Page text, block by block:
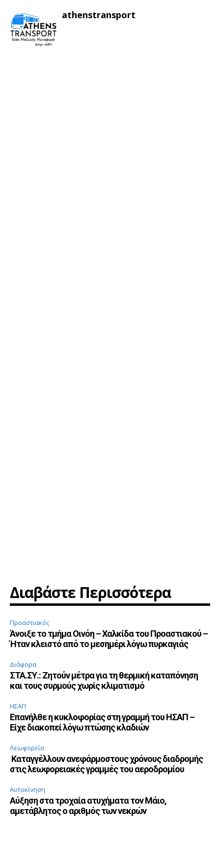
athenstransport
Διαβάστε Περισσότερα
Προαστιακός
Άνοιξε το τμήμα Οινόη – Χαλκίδα του Προαστιακού –
Ήταν κλειστό από το μεσημέρι λόγω πυρκαγιάς
Διάφορα
ΣΤΑ.ΣΥ.: Ζητούν μέτρα για τη θερμική καταπόνηση
και τους συρμούς χωρίς κλιματισμό
ΗΣΑΠ
Επανήλθε η κυκλοφορίας στη γραμμή του ΗΣΑΠ –
Είχε διακοπεί λόγω πτώσης κλαδιών
Λεωφορεία
Καταγγέλλουν ανεφάρμοστους χρόνους διαδρομής
στις λεωφορειακές γραμμές του αεροδρομίου
Αυτοκίνηση
Αύξηση στα τροχαία ατυχήματα τον Μάιο,
αμετάβλητος ο αριθμός των νεκρών